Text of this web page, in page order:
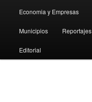
Economia y Empresas
Municipios Reportajes
Editorial